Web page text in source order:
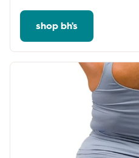
shop bh's